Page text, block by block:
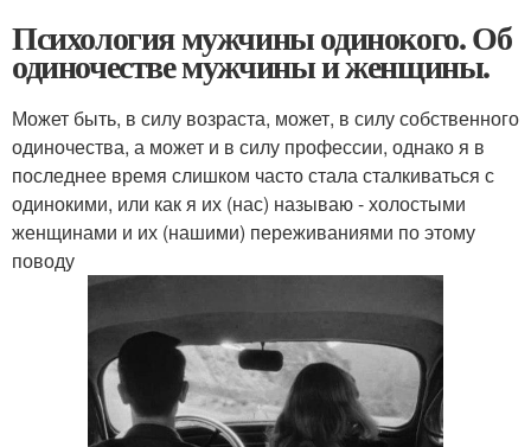
Психология мужчины одинокого. Об
одиночестве мужчины и женщины.
Может быть, в силу возраста, может, в силу собственного
одиночества, а может и в силу профессии, однако я в
последнее время слишком часто стала сталкиваться с
одинокими, или как я их (нас) называю - холостыми
женщинами и их (нашими) переживаниями по этому
поводу